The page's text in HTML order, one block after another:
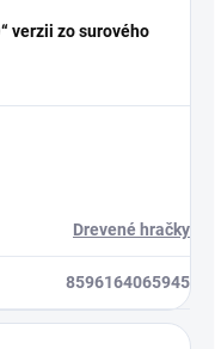
verzii zo surového
Drevené hračky
8596164065945